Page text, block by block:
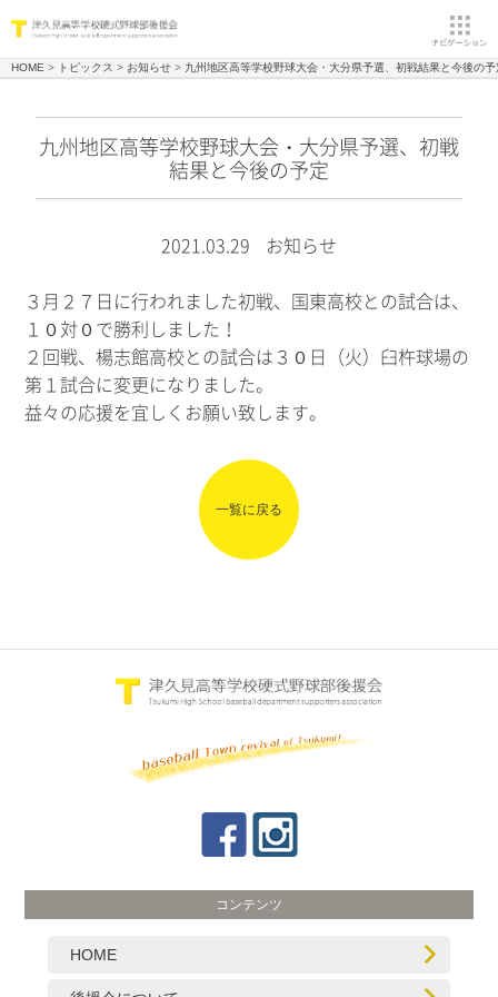
HOME トピックス お知らせ 九州地区高等学校野球大会・大分県予選、初戦結果と今後の予
九州地区高等学校野球大会・大分県予選、初戦
結果と今後の予定
2021.03.29 お知らせ
３月２７日に行われました初戦、国東高校との試合は、
１０対０で勝利しました！
２回戦、楊志館高校との試合は３０日（火）臼杵球場の
第１試合に変更になりました。
益々の応援を宜しくお願い致します。
一覧に戻る
コンテンツ
HOME